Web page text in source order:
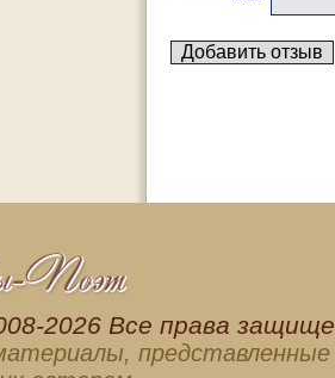
2026 Все права
представленные